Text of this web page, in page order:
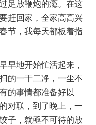
足放鞭炮的瘾。在这
赶回家，全家高高兴
节，我每天都板着指
早地开始忙活起来，
的一干二净，一尘不
的事情都准备好以
对联，到了晚上，一
子，就亟不可待的放